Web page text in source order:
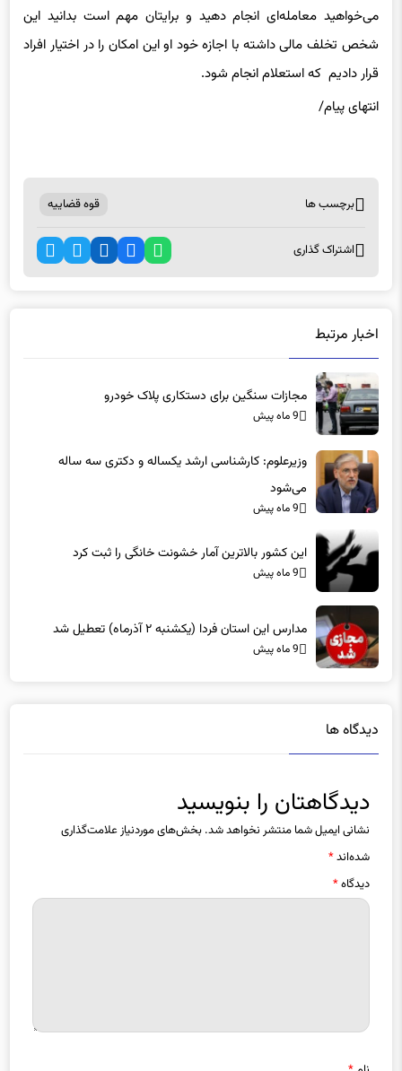
که یکی از آن‌ها بحث سجل محکومیت‌های مالی است که اگر شما
می‌خواهید معامله‌ای انجام دهید و برایتان مهم است بدانید این
شخص تخلف مالی داشته با اجازه خود او این امکان را در اختیار افراد
قرار دادیم که استعلام انجام شود.
اخبار مرتبط
مجازات سنگین برای دستکاری پلاک خودرو
وزیرعلوم: کارشناسی ارشد یکساله و دکتری سه ساله
می‌شود
این کشور بالاترین آمار خشونت خانگی را ثبت کرد
مدارس این استان فردا (یکشنبه ۲ آذرماه) تعطیل شد
دیدگاه ها
دیدگاهتان را بنویسید
نشانی ایمیل شما منتشر نخواهد شد.
شده‌اند*
دیدگاه